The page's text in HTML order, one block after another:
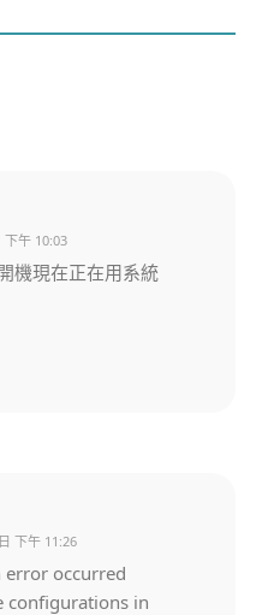
下午 10:03
機現在正在用系統
下午 11:26
error occurred
configurations in